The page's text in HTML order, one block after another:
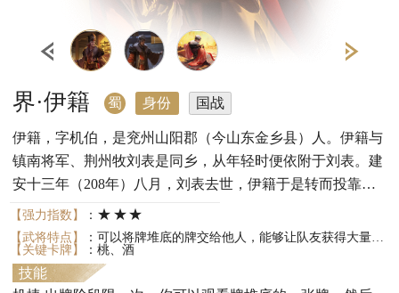
界·伊籍 蜀 身份 国战
伊籍，字机伯，是兖州山阳郡（今山东金乡县）人。伊籍与
镇南将军、荆州牧刘表是同乡，从年轻时便依附于刘表。建
安十三年（208年）八月，刘表去世，伊籍于是转而投靠刘
备，跟随刘备南渡长江，后来又跟随刘备进入益州。
【强力指数】 ： ★★★
【武将特点】
：可以将牌堆底的牌交给他人，能够让队友获得大量牌
【关键卡牌】
：桃、酒
技能